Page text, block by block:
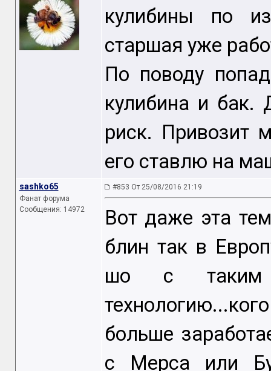
кулибины по
старшая уже
По поводу
кулибина и бак.
риск. Привозит
его ставлю на
sashko65
Фанат форума
Сообщения: 14972
#853 От 25/08/2016 21:19
Вот даже эта
блин так в
шо с таким
больше
с Мерса или